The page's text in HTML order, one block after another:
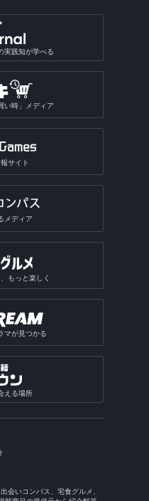
実践知が学べる
い時」メディア
サイト
メディア
もっと楽しく
マが見つかる
える場所
会いコンパス、宅食グルメ、